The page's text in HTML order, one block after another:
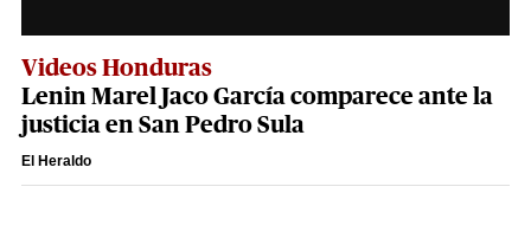
Videos Honduras
Lenin Marel Jaco García comparece ante la
justicia en San Pedro Sula
El Heraldo